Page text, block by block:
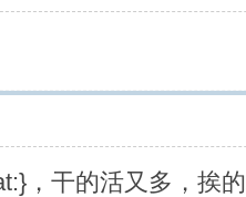
，干的活又多，挨